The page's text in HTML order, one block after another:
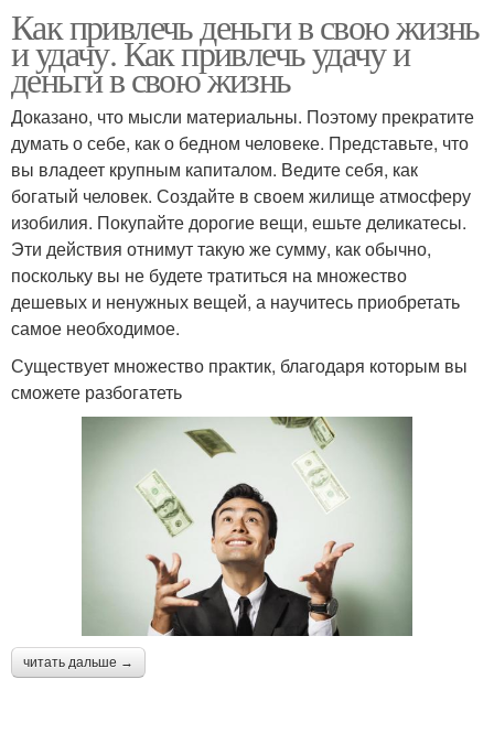
Как привлечь деньги в свою жизнь
и удачу. Как привлечь удачу и
деньги в свою жизнь
Доказано, что мысли материальны. Поэтому прекратите
думать о себе, как о бедном человеке. Представьте, что
вы владеет крупным капиталом. Ведите себя, как
богатый человек. Создайте в своем жилище атмосферу
изобилия. Покупайте дорогие вещи, ешьте деликатесы.
Эти действия отнимут такую же сумму, как обычно,
поскольку вы не будете тратиться на множество
дешевых и ненужных вещей, а научитесь приобретать
самое необходимое.
Существует множество практик, благодаря которым вы
сможете разбогатеть
читать дальше →